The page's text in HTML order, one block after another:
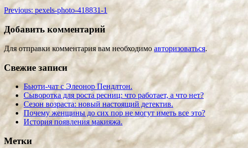
Previous: pexels-photo-418831-1
Добавить комментарий
Для отправки комментария вам необходимо авторизоваться.
Свежие записи
Бьюти-чат с Элеонор Пендлтон.
Сыворотка для роста ресниц: что работает, а что нет?
Сезон возраста: новый настоящий детектив.
Почему женщины до сих пор не могут иметь все это?
История появления макияжа.
Метки